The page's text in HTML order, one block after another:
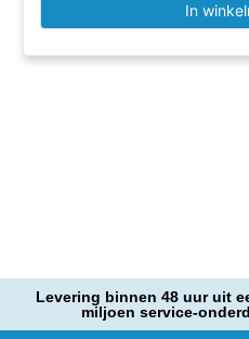
In
Levering binnen 48 uur uit
miljoen service-